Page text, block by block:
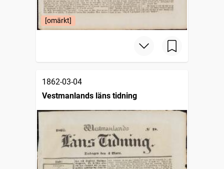
[omärkt]
1862-03-04
Vestmanlands läns tidning